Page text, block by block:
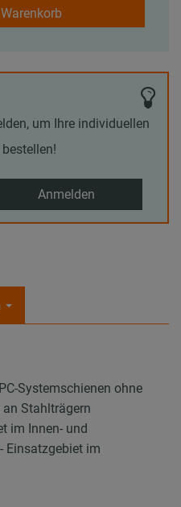
Warenkorb
um Ihre individuellen
Anmelden
Systemschienen ohne
Stahlträgern
im Innen- und
Einsatzgebiet im